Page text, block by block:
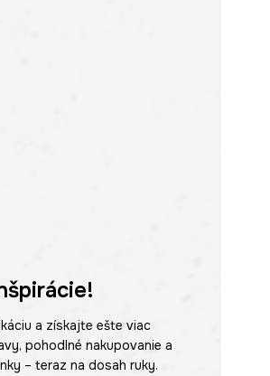
a získajte ešte viac
pohodlné nakupovanie a
– teraz na dosah ruky.